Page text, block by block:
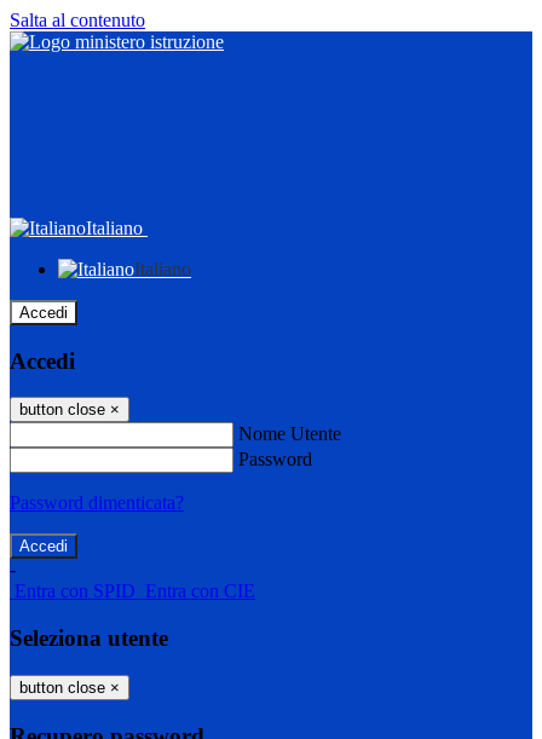
Salta al contenuto
Italiano
Italiano
Accedi
Accedi
button close ×
Nome Utente
Password
Password dimenticata?
-
Entra con SPID Entra con CIE
Seleziona utente
button close ×